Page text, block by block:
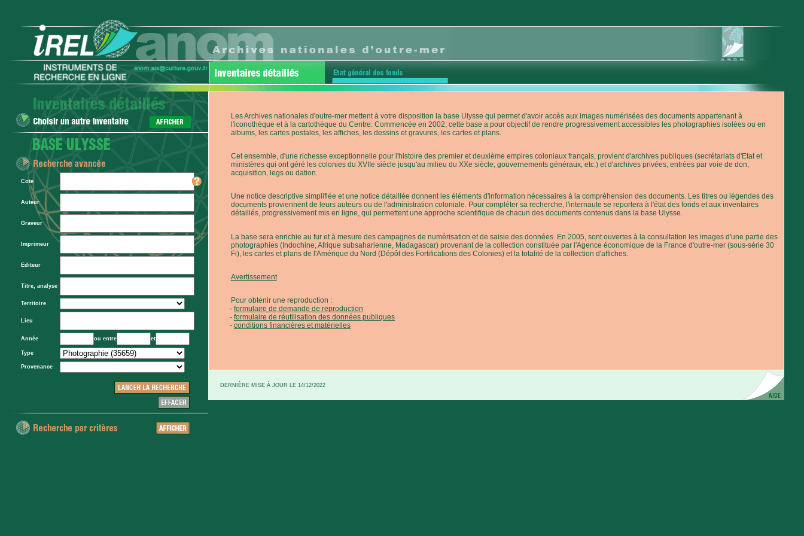
Cote
Auteur
Graveur
Imprimeur
Editeur
Titre, analyse
Territoire
Lieu
Année ou entre et
Type
Provenance
Les Archives nationales d'outre-mer mettent à votre disposition la base Ulysse qui permet d'avoir accès aux images numérisées des documents appartenant à
l'iconothèque et à la cartothèque du Centre. Commencée en 2002, cette base a pour objectif de rendre progressivement accessibles les photographies isolées ou en
albums, les cartes postales, les affiches, les dessins et gravures, les cartes et plans.
Cet ensemble, d'une richesse exceptionnelle pour l'histoire des premier et deuxième empires coloniaux français, provient d'archives publiques (secrétariats d'Etat et
ministères qui ont géré les colonies du XVIIe siècle jusqu'au milieu du XXe siècle, gouvernements généraux, etc.) et d'archives privées, entrées par voie de don,
acquisition, legs ou dation.
Une notice descriptive simplifiée et une notice détaillée donnent les éléments d'information nécessaires à la compréhension des documents. Les titres ou légendes des
documents proviennent de leurs auteurs ou de l'administration coloniale. Pour compléter sa recherche, l'internaute se reportera à l'état des fonds et aux inventaires
détaillés, progressivement mis en ligne, qui permettent une approche scientifique de chacun des documents contenus dans la base Ulysse.
La base sera enrichie au fur et à mesure des campagnes de numérisation et de saisie des données. En 2005, sont ouvertes à la consultation les images d'une partie des
photographies (Indochine, Afrique subsaharienne, Madagascar) provenant de la collection constituée par l'Agence économique de la France d'outre-mer (sous-série 30
Fi), les cartes et plans de l'Amérique du Nord (Dépôt des Fortifications des Colonies) et la totalité de la collection d'affiches.
Avertissement
Pour obtenir une reproduction :
formulaire de demande de reproduction
formulaire de réutilisation des données publiques
conditions financières et matérielles
DERNIÈRE MISE À JOUR LE 14/12/2022